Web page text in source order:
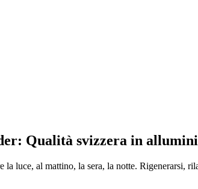
Qualità svizzera in
luce, al mattino, la sera, la notte. Rigenerarsi,